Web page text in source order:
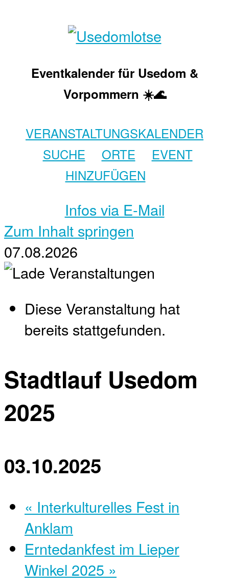
Eventkalender für Usedom &
Vorpommern ☀️🌊
VERANSTALTUNGSKALENDER
SUCHE
ORTE
EVENT
HINZUFÜGEN
Infos via E-Mail
Zum Inhalt springen
07.08.2026
Diese Veranstaltung hat
bereits stattgefunden.
Stadtlauf Usedom
2025
03.10.2025
« Interkulturelles Fest in
Anklam
Erntedankfest im Lieper
Winkel 2025 »